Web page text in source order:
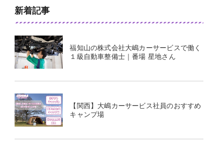
新着記事
福知山の株式会社大嶋カーサービスで働く
１級自動車整備士｜番場 星地さん
【関西】大嶋カーサービス社員のおすすめ
キャンプ場